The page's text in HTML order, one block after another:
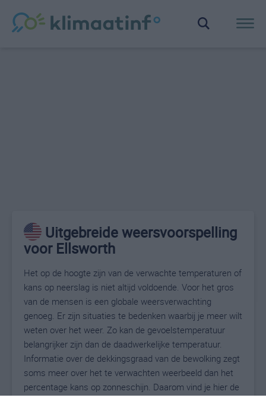
Uitgebreide weersvoorspelling
voor Ellsworth
Het op de hoogte zijn van de verwachte temperaturen of
kans op neerslag is niet altijd voldoende. Voor het gros
van de mensen is een globale weersverwachting
genoeg. Er zijn situaties te bedenken waarbij je meer wilt
weten over het weer. Zo kan de gevoelstemperatuur
belangrijker zijn dan de daadwerkelijke temperatuur.
Informatie over de dekkingsgraad van de bewolking zegt
soms meer over het te verwachten weerbeeld dan het
percentage kans op zonneschijn. Daarom vind je hier de